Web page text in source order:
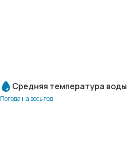
Средняя температура воды
Погода на весь год